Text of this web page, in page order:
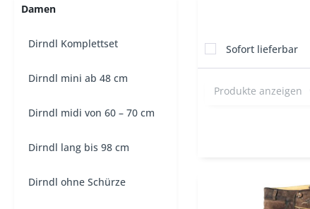
Damen
Dirndl Komplettset
Dirndl mini ab 48 cm
Dirndl midi von 60 – 70 cm
Dirndl lang bis 98 cm
Dirndl ohne Schürze
Sofort lieferbar
Produkte anzeigen